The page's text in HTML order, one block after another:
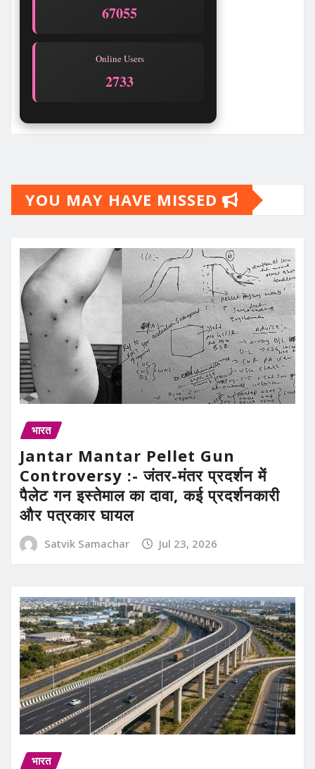
67056
Online Users
2738
YOU MAY HAVE MISSED
भारत
Jantar Mantar Pellet Gun
Controversy :- जंतर-मंतर प्रदर्शन में
पैलेट गन इस्तेमाल का दावा, कई प्रदर्शनकारी
और पत्रकार घायल
Satvik Samachar Jul 23, 2026
भारत